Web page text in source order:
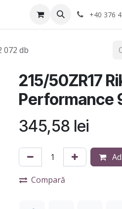
Service-uri montaj +40 376
072 db
215/50ZR17
Performance
345,58 lei
Compară